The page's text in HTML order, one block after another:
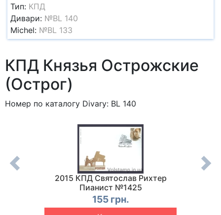
Тип: КПД
Дивари: №BL 140
Michel: №BL 133
КПД Князья Острожские
(Острог)
Номер по каталогу Divary: BL 140
2015 КПД Святослав Рихтер
Пианист №1425
155 грн.